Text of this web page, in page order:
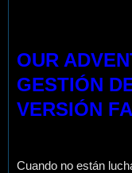
OUR
GESTIÓN
VERSIÓN
Cuando no están